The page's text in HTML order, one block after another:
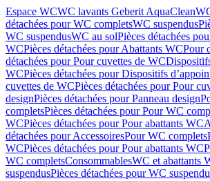
Espace WCWC lavants Geberit AquaClean
détachées pour WC completsWC suspendus
WC suspendusWC au solPièces détachées
WCPièces détachées pour Abattants WCPour
détachées pour Pour cuvettes de WC
WCPièces détachées pour Dispositifs
cuvettes de WCPièces détachées pour Pour
designPièces détachées pour Panneau design
completsPièces détachées pour Pour WC
WCPièces détachées pour Pour abattants WC
détachées pour AccessoiresPour WC complets
WCPièces détachées pour Pour abattants WC
WC completsConsommablesWC et abattants
suspendusPièces détachées pour WC